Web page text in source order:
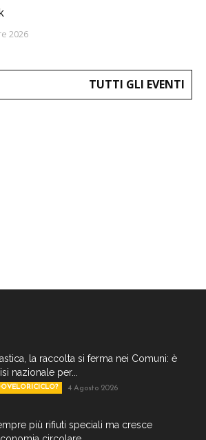
2026
TUTTI GLI EVENTI
la raccolta si ferma nei Comuni: è
nazionale per...
4 Agosto 2026
più rifiuti speciali ma cresce